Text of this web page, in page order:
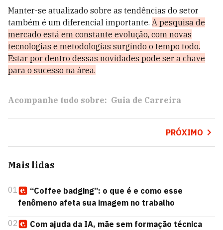
Manter-se atualizado sobre as tendências do setor
também é um diferencial importante. A pesquisa de
mercado está em constante evolução, com novas
tecnologias e metodologias surgindo o tempo todo.
Estar por dentro dessas novidades pode ser a chave
para o sucesso na área.
Acompanhe tudo sobre: Guia de Carreira
PRÓXIMO
Mais lidas
01
“Coffee badging”: o que é e como esse
fenômeno afeta sua imagem no trabalho
02
Com ajuda da IA, mãe sem formação técnica